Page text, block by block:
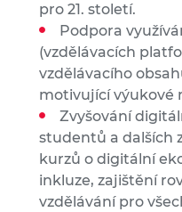
pro 21. století.
Podpora
(vzdělávacích
vzdělávacího
motivující výukové
Zvyšování
studentů a dalších
kurzů o digitální
inkluze, zajištění
vzdělávání pro